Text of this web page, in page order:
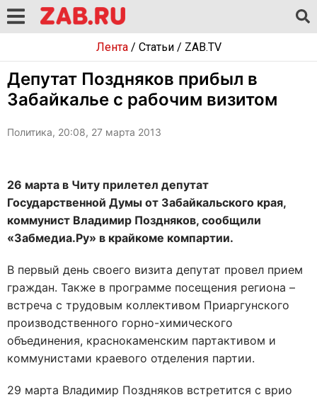
Лента/ Статьи/ ZAB.TV
Депутат Поздняков прибыл в
Забайкалье с рабочим визитом
Политика, 20:08, 27 марта 2013
26 марта в Читу прилетел депутат
Государственной Думы от Забайкальского края,
коммунист Владимир Поздняков, сообщили
«Забмедиа.Ру» в крайкоме компартии.
В первый день своего визита депутат провел прием
граждан. Также в программе посещения региона –
встреча с трудовым коллективом Приаргунского
производственного горно-химического
объединения, краснокаменским партактивом и
коммунистами краевого отделения партии.
29 марта Владимир Поздняков встретится с врио